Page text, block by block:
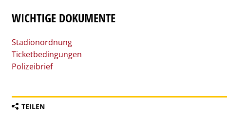
WICHTIGE DOKUMENTE
Stadionordnung
Ticketbedingungen
Polizeibrief
TEILEN